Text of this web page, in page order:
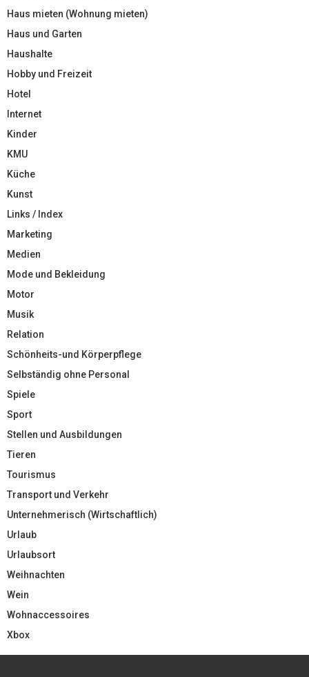
Haus mieten (Wohnung mieten)
Haus und Garten
Haushalte
Hobby und Freizeit
Hotel
Internet
Kinder
KMU
Küche
Kunst
Links / Index
Marketing
Medien
Mode und Bekleidung
Motor
Musik
Relation
Schönheits-und Körperpflege
Selbständig ohne Personal
Spiele
Sport
Stellen und Ausbildungen
Tieren
Tourismus
Transport und Verkehr
Unternehmerisch (Wirtschaftlich)
Urlaub
Urlaubsort
Weihnachten
Wein
Wohnaccessoires
Xbox